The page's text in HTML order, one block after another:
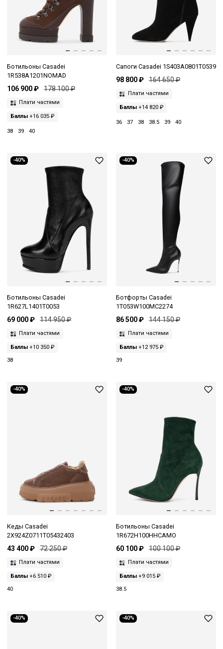
Ботильоны Casadei
1R538A1201NOMAD
106 900 ₽ 178 100 ₽
Плати частями
Баллы +16 035 ₽
38 39 40
Сапоги Casadei 1S403A0801T0539
98 800 ₽ 164 650 ₽
Плати частями
Баллы+14 820 ₽
36 37 38 38.5 39 40
-40%
Ботильоны Casadei
1R627L1401T0053
69 000 ₽ 114 950 ₽
Плати частями
Баллы +10 350 ₽
38
-40%
Ботфорты Casadei
1T053W100MC2274
86 500 ₽ 144 150 ₽
Плати частями
Баллы+12 975 ₽
39
-40%
Кеды Casadei
2X924Z0711T05432403
43 400 ₽ 72 250 ₽
Плати частями
Баллы +6 510 ₽
40
-40%
Ботильоны Casadei
1R672H100HHCAMO
60 100 ₽ 100 100 ₽
Плати частями
Баллы+9 015 ₽
38.5
-40% -40%